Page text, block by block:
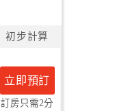
初步計算
立即預訂
訂房只需2分